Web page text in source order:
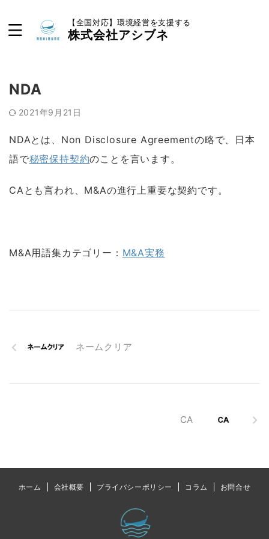
【全国対応】環境経営を支援する
株式会社アシブネ
NDA
2021年9月21日
NDAとは、Non Disclosure Agreementの略で、日本
語で秘密保持契約のことを言います。
CAとも言われ、M&Aの進行上重要な契約です。
M&A用語集カテゴリー： M&A実務
ネームクリア
CA
ホーム 会社概要 プライバシーポリシー コラム お問合せ